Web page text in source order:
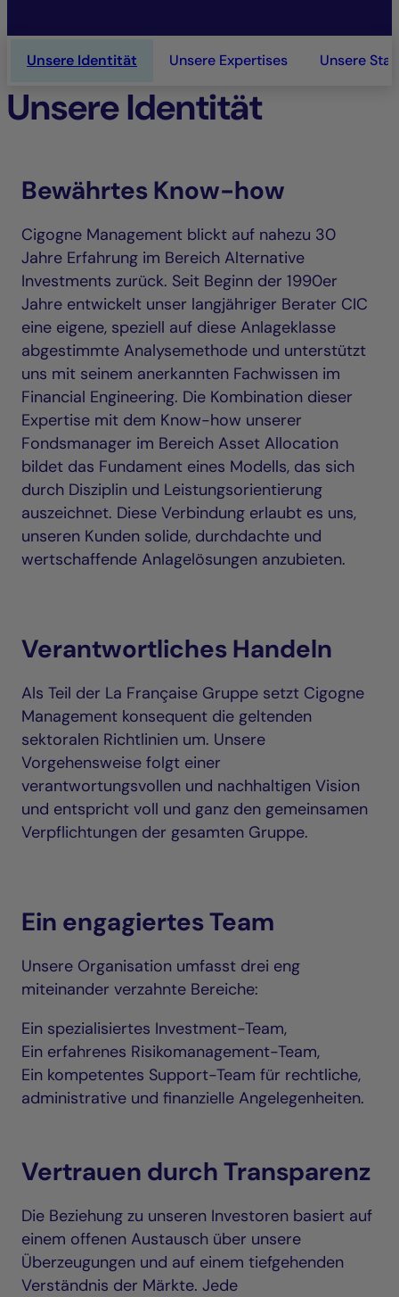
Unsere Identität Unsere Expertises Unsere
Unsere Identität
Bewährtes Know-how
Cigogne Management blickt auf nahezu 30
Jahre Erfahrung im Bereich Alternative
Investments zurück. Seit Beginn der 1990er
Jahre entwickelt unser langjähriger Berater CIC
eine eigene, speziell auf diese Anlageklasse
abgestimmte Analysemethode und unterstützt
uns mit seinem anerkannten Fachwissen im
Financial Engineering. Die Kombination dieser
Expertise mit dem Know-how unserer
Fondsmanager im Bereich Asset Allocation
bildet das Fundament eines Modells, das sich
durch Disziplin und Leistungsorientierung
auszeichnet. Diese Verbindung erlaubt es uns,
unseren Kunden solide, durchdachte und
wertschaffende Anlagelösungen anzubieten.
Verantwortliches Handeln
Als Teil der La Française Gruppe setzt Cigogne
Management konsequent die geltenden
sektoralen Richtlinien um. Unsere
Vorgehensweise folgt einer
verantwortungsvollen und nachhaltigen Vision
und entspricht voll und ganz den gemeinsamen
Verpflichtungen der gesamten Gruppe.
Ein engagiertes Team
Unsere Organisation umfasst drei eng
miteinander verzahnte Bereiche:
Ein spezialisiertes Investment-Team,
Ein erfahrenes Risikomanagement-Team,
Ein kompetentes Support-Team für rechtliche,
administrative und finanzielle Angelegenheiten.
Vertrauen durch Transparenz
Die Beziehung zu unseren Investoren basiert auf
einem offenen Austausch über unsere
Überzeugungen und auf einem tiefgehenden
Verständnis der Märkte. Jede